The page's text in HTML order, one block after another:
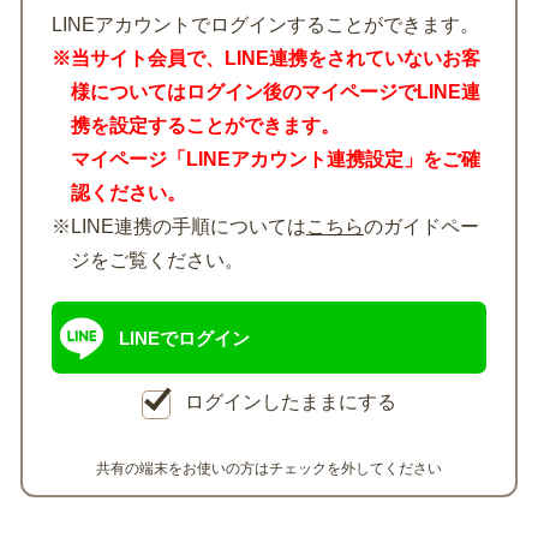
LINEアカウントでログインすることができます。
※当サイト会員で、LINE連携をされていないお客
様についてはログイン後のマイページでLINE連
携を設定することができます。
マイページ「LINEアカウント連携設定」をご確
認ください。
※LINE連携の手順についてはこちらのガイドペー
ジをご覧ください。
LINEでログイン
ログインしたままにする
共有の端末をお使いの方はチェックを外してください